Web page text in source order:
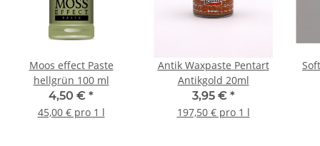
Moos effect Paste
hellgrün 100 ml
4,50 € *
45,00 € pro 1 l
Antik Waxpaste Pentart
Antikgold 20ml
3,95 € *
197,50 € pro 1 l